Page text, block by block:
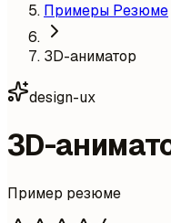
Примеры Резюме
3D-аниматор
design-ux
3D-
Пример резюме